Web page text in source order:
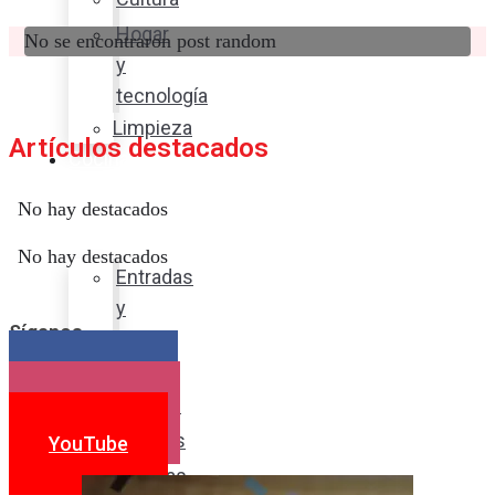
Hogar
y
tecnología
Limpieza
Cocina
sabor
Entradas
y
Postres
Bebidas
No se encontraron post random
Artículos destacados
No hay destacados
No hay destacados
Síganos
YouTube